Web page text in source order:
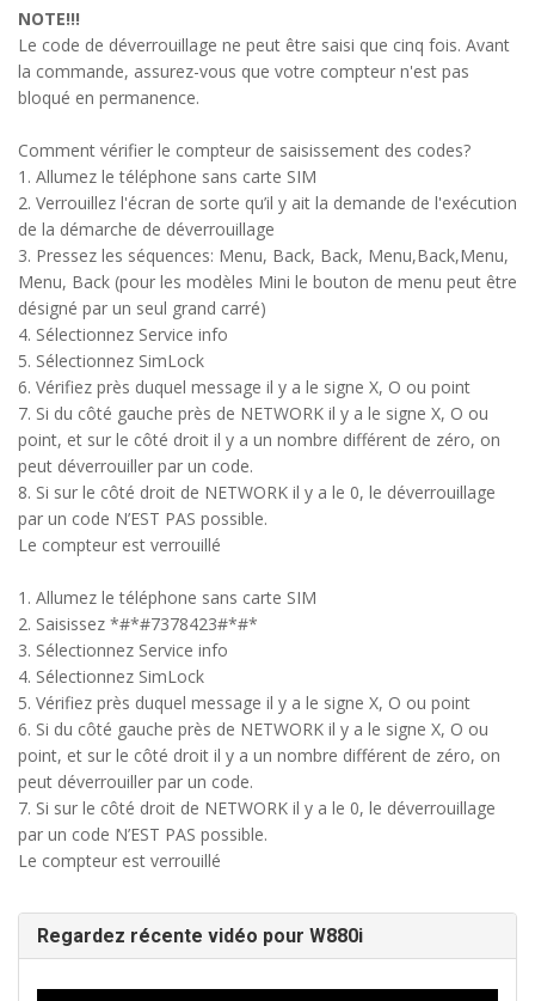
NOTE!!!
Le code de déverrouillage ne peut être saisi que cinq fois. Avant
la commande, assurez-vous que votre compteur n'est pas
bloqué en permanence.
Comment vérifier le compteur de saisissement des codes?
1. Allumez le téléphone sans carte SIM
2. Verrouillez l'écran de sorte qu’il y ait la demande de l'exécution
de la démarche de déverrouillage
3. Pressez les séquences: Menu, Back, Back, Menu,Back,Menu,
Menu, Back (pour les modèles Mini le bouton de menu peut être
désigné par un seul grand carré)
4. Sélectionnez Service info
5. Sélectionnez SimLock
6. Vérifiez près duquel message il y a le signe X, O ou point
7. Si du côté gauche près de NETWORK il y a le signe X, O ou
point, et sur le côté droit il y a un nombre différent de zéro, on
peut déverrouiller par un code.
8. Si sur le côté droit de NETWORK il y a le 0, le déverrouillage
par un code N’EST PAS possible.
Le compteur est verrouillé
1. Allumez le téléphone sans carte SIM
2. Saisissez *#*#7378423#*#*
3. Sélectionnez Service info
4. Sélectionnez SimLock
5. Vérifiez près duquel message il y a le signe X, O ou point
6. Si du côté gauche près de NETWORK il y a le signe X, O ou
point, et sur le côté droit il y a un nombre différent de zéro, on
peut déverrouiller par un code.
7. Si sur le côté droit de NETWORK il y a le 0, le déverrouillage
par un code N’EST PAS possible.
Le compteur est verrouillé
Regardez récente vidéo pour W880i